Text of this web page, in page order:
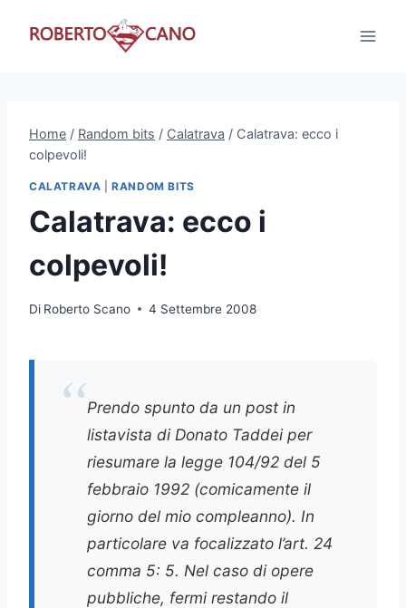
Home / Random bits / Calatrava / Calatrava: ecco i
colpevoli!
CALATRAVA |RANDOM BITS
Calatrava: ecco i
colpevoli!
Di Roberto Scano 4 Settembre 2008
Prendo spunto da un post in
listavista di Donato Taddei per
riesumare la legge 104/92 del 5
febbraio 1992 (comicamente il
giorno del mio compleanno). In
particolare va focalizzato l’art. 24
comma 5: 5. Nel caso di opere
pubbliche, fermi restando il